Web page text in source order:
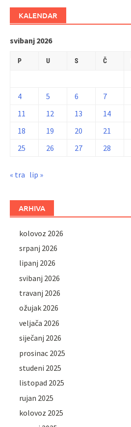
KALENDAR
svibanj 2026
P U S Č
4
5 6 7
11
12 13 14
18
19 20 21
25
26 27 28
« tra lip »
ARHIVA
kolovoz 2026
srpanj 2026
lipanj 2026
svibanj 2026
travanj 2026
ožujak 2026
veljača 2026
siječanj 2026
prosinac 2025
studeni 2025
listopad 2025
rujan 2025
kolovoz 2025